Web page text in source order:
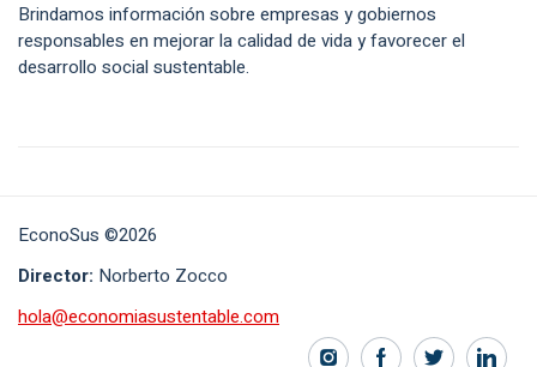
Brindamos información sobre empresas y gobiernos
responsables en mejorar la calidad de vida y favorecer el
desarrollo social sustentable.
EconoSus ©2026
Director: Norberto Zocco
hola@economiasustentable.com